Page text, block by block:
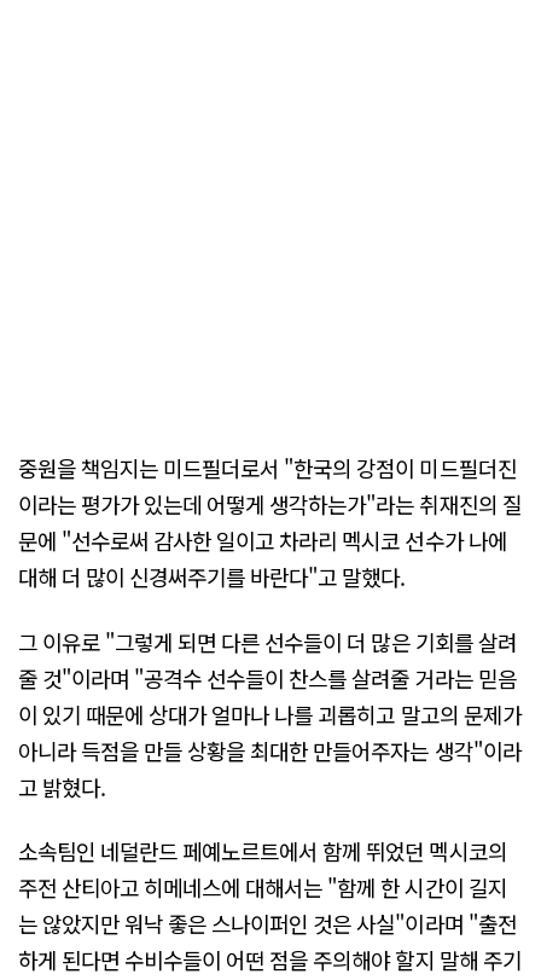
중원을 책임지는 미드필더로서 "한국의 강점이 미드필더진
이라는 평가가 있는데 어떻게 생각하는가"라는 취재진의 질
문에 "선수로써 감사한 일이고 차라리 멕시코 선수가 나에
대해 더 많이 신경써주기를 바란다"고 말했다.
그 이유로 "그렇게 되면 다른 선수들이 더 많은 기회를 살려
줄 것"이라며 "공격수 선수들이 찬스를 살려줄 거라는 믿음
이 있기 때문에 상대가 얼마나 나를 괴롭히고 말고의 문제가
아니라 득점을 만들 상황을 최대한 만들어주자는 생각"이라
고 밝혔다.
소속팀인 네덜란드 페예노르트에서 함께 뛰었던 멕시코의
주전 산티아고 히메네스에 대해서는 "함께 한 시간이 길지
는 않았지만 워낙 좋은 스나이퍼인 것은 사실"이라며 "출전
하게 된다면 수비수들이 어떤 점을 주의해야 할지 말해 주기